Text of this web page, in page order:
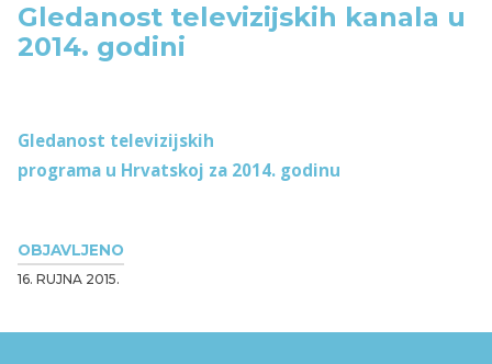
OBJAVLJENO
16. RUJNA 2015.
Gledanost televizijskih kanala u
2014. godini
Gledanost televizijskih
programa u Hrvatskoj za 2014. godinu